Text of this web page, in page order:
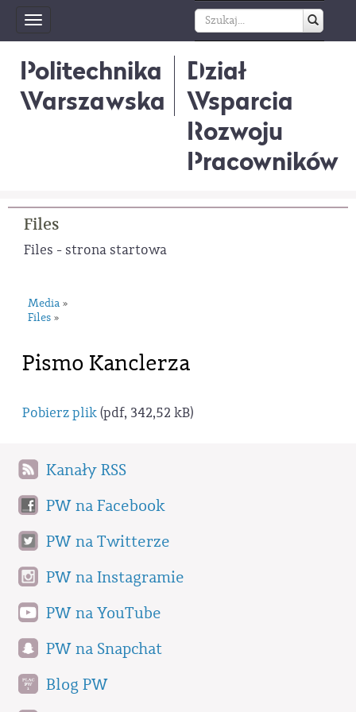
Toggle
navigation
Politechnika
Warszawska
Dział
Wsparcia
Rozwoju
Pracowników
Files
Files - strona startowa
Media »
Files »
Pismo Kanclerza
Pobierz plik(pdf, 342,52 kB)
Kanały RSS
PW na Facebook
PW na Twitterze
PW na Instagramie
PW na YouTube
PW na Snapchat
Blog PW